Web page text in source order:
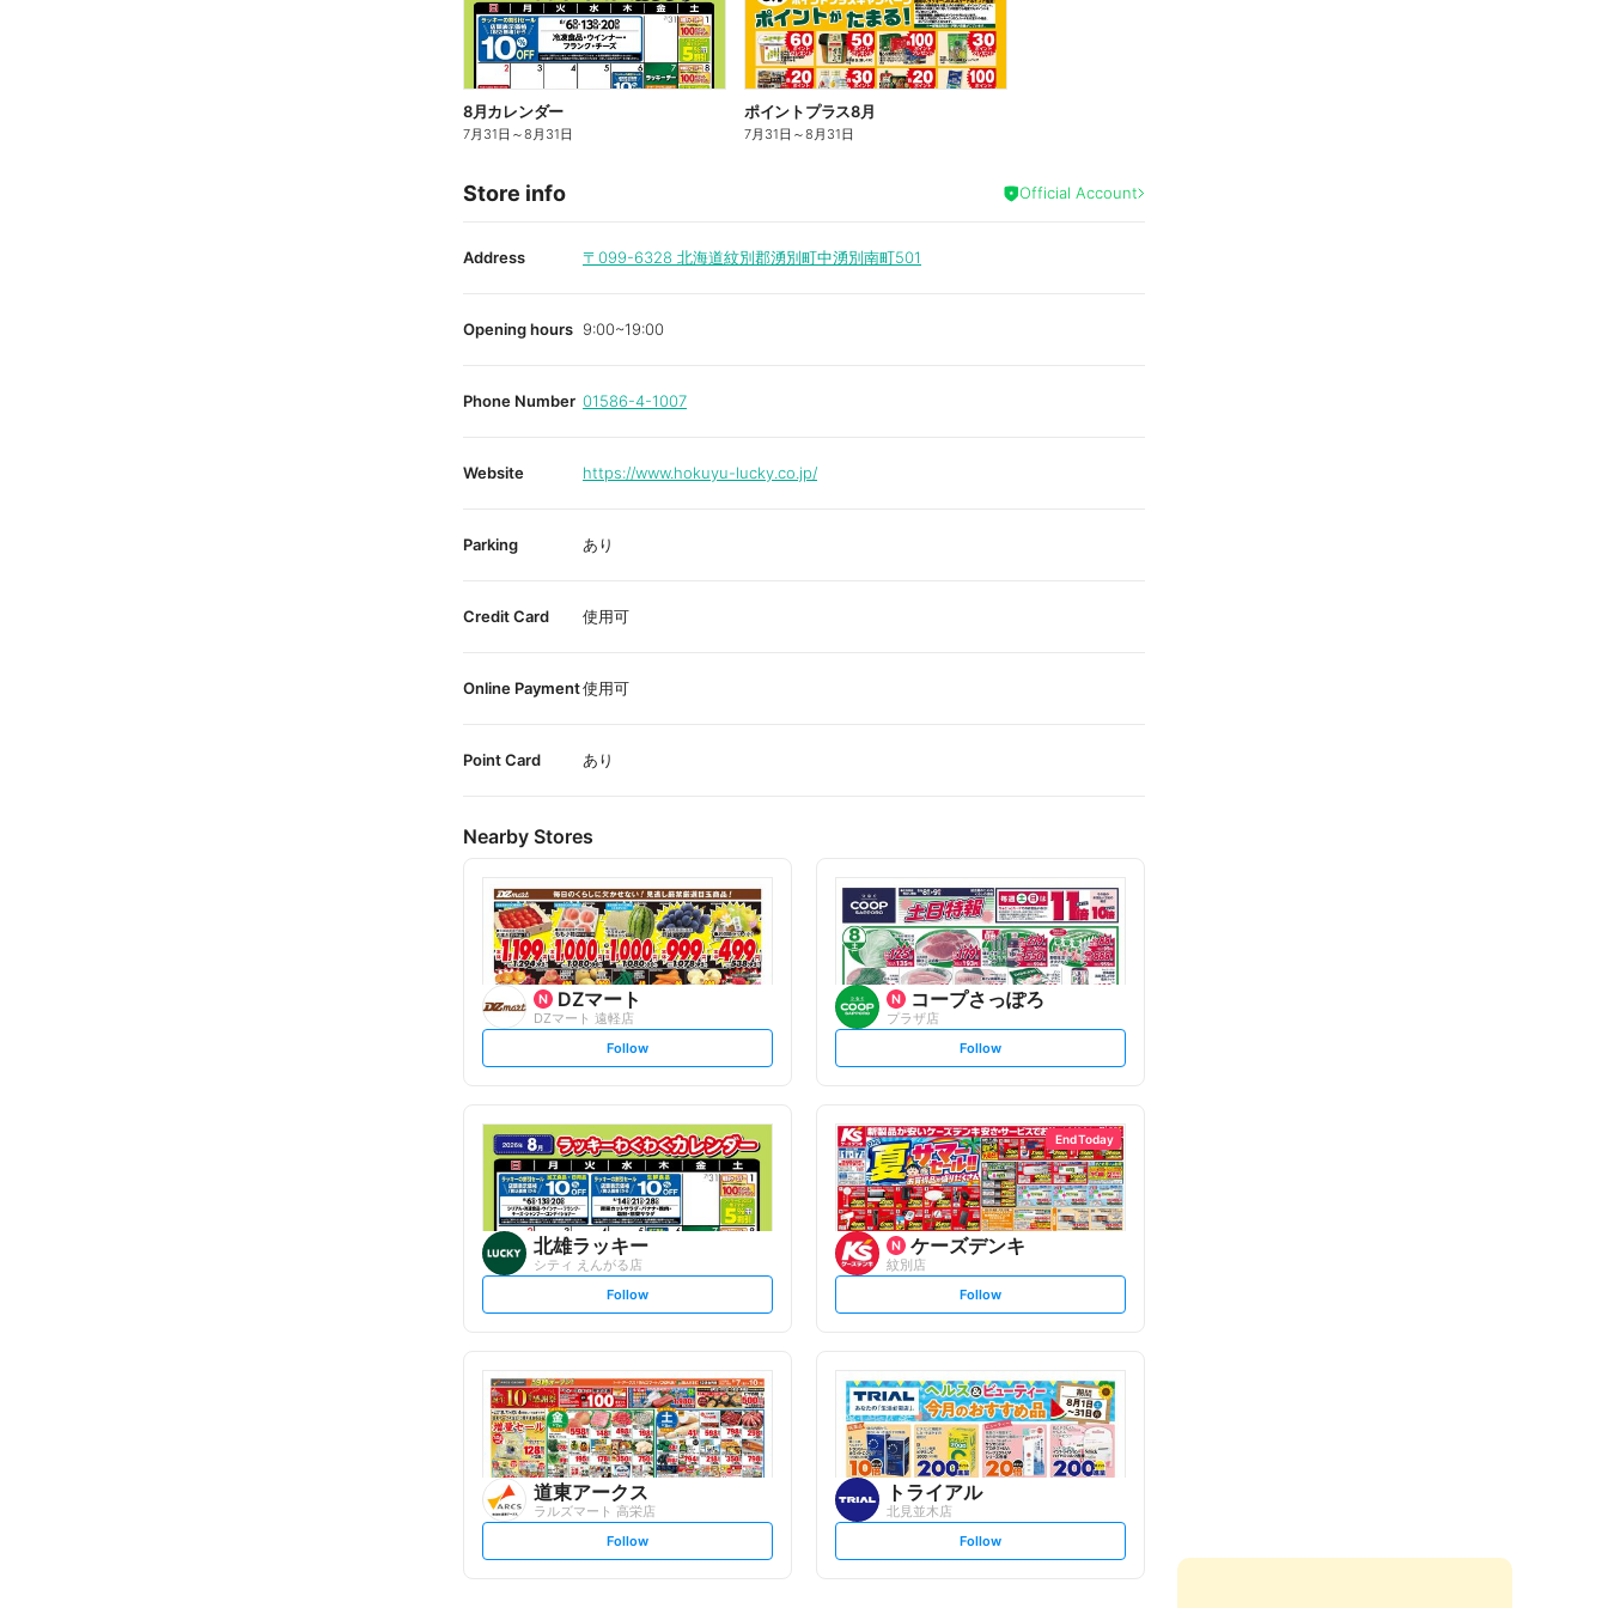
8月カレンダー
7月31日 ～8月31日
ポイントプラス8月
7月31日 ～8月31日
Store info Official Account
Address 〒099-6328 北海道紋別郡湧別町中湧別南町501
Opening hours 9:00~19:00
Phone Number 01586-4-1007
Website https://www.hokuyu-lucky.co.jp/
Parking あり
Credit Card 使用可
Online Payment使用可
Point Card あり
Nearby Stores
DZマート
DZマート 遠軽店
s
t
l
o
w
Follow
コープさっぽろ
プラザ店
s
t
l
o
w
Follow
北雄ラッキー
シティ えんがる店
s
t
o
w
Follow
End Today
ケーズデンキ
紋別店
s
t
o
w
Follow
道東アークス
ラルズマート 高栄店
s
t
Follow
トライアル
北見並木店
s
t
Follow